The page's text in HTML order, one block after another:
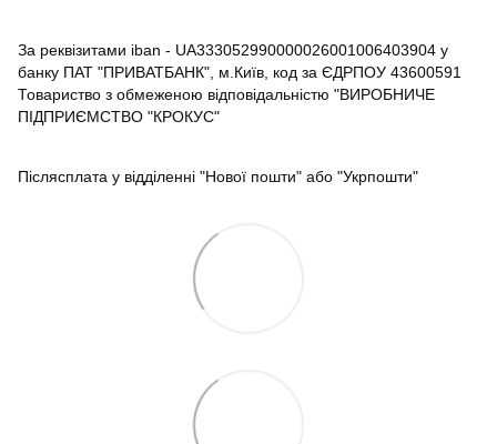
За реквізитами iban - UA333052990000026001006403904 у
банку ПАТ "ПРИВАТБАНК", м.Київ, код за ЄДРПОУ 43600591
Товариство з обмеженою відповідальністю "ВИРОБНИЧЕ
ПІДПРИЄМСТВО "КРОКУС"
Післясплата у відділенні "Нової пошти" або "Укрпошти"